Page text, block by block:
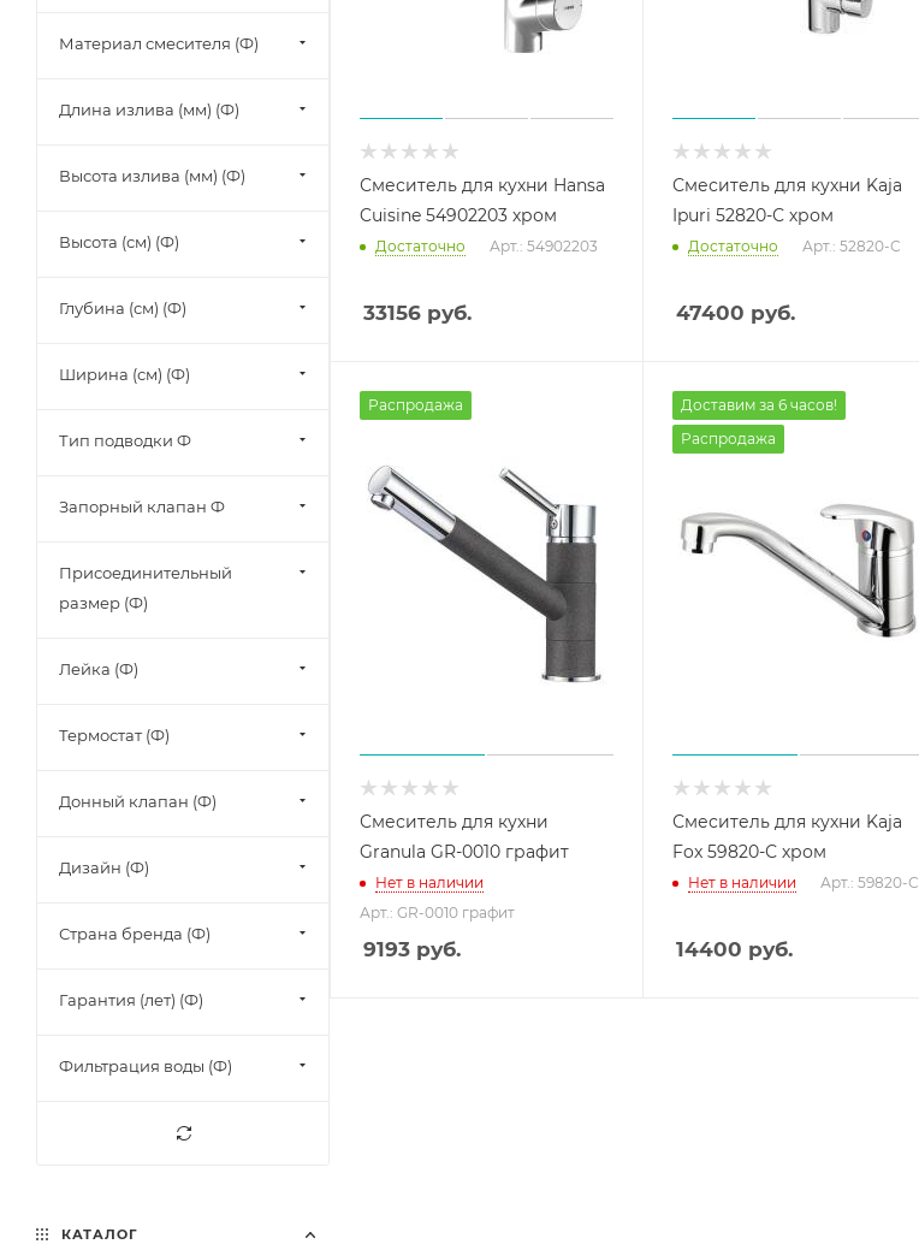
Смеситель для кухни Hansa
Cuisine 54902203 хром
Достаточно Арт.: 54902203
33156 руб.
Смеситель для кухни Kaja
Ipuri 52820-С хром
Достаточно Арт.: 52820-С
47400 руб.
Распродажа
Смеситель для кухни
Granula GR-0010 графит
Нет в наличии
Арт.: GR-0010 графит
9193 руб.
Доставим за 6 часов!
Распродажа
Смеситель для кухни Kaja
Fox 59820-С хром
Нет в наличии Арт.: 59820-С
14400 руб.
Материал смесителя (Ф)
Длина излива (мм) (Ф)
Высота излива (мм) (Ф)
Высота (см) (Ф)
Глубина (см) (Ф)
Ширина (см) (Ф)
Тип подводки Ф
Запорный клапан Ф
Присоединительный
размер (Ф)
Лейка (Ф)
Термостат (Ф)
Донный клапан (Ф)
Дизайн (Ф)
Страна бренда (Ф)
Гарантия (лет) (Ф)
Фильтрация воды (Ф)
КАТАЛОГ